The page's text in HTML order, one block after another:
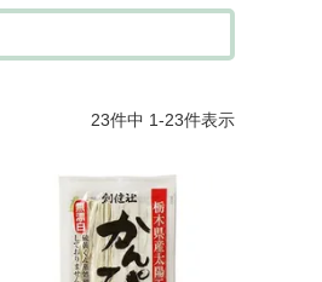
23件中 1-23件表示